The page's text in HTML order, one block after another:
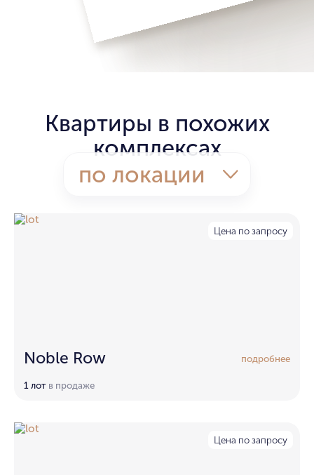
Квартиры в похожих
комплексах
по локации
Цена по запросу
Noble Row подробнее
1 лот в продаже
Цена по запросу